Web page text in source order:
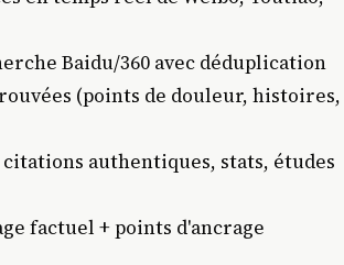
Baidu/360 avec déduplication
(points de douleur, histoires,
authentiques, stats, études
factuel + points d'ancrage